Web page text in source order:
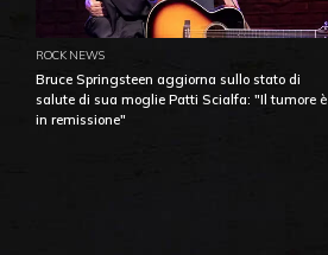
ROCK NEWS
Bruce Springsteen aggiorna sullo stato di
salute di sua moglie Patti Scialfa: "Il tumore è
in remissione"